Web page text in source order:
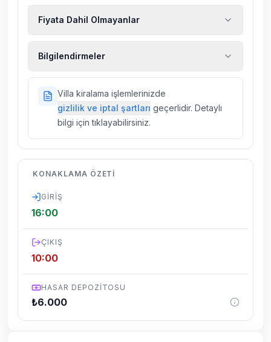
Fiyata Dahil Olmayanlar
sigortaları fiyatlara dahil değildir.
Bilgilendirmeler
villalarımızda düzenli olarak ilaçlama
yapılmaktadır. Buna rağmen çevrede
kelebek, böcek, sinek vs. bulunma ihtimali
dönemsel olarak altyapı çalışmaları
yapılabilmektedir. Bu çalışma nedeniyle yol
Villa kiralama işlemlerinizde
gizlilik ve iptal şartları geçerlidir. Detaylı
bilgi için tıklayabilirsiniz.
KONAKLAMA ÖZETI
GIRIŞ
16:00
ÇIKIŞ
10:00
HASAR DEPOZITOSU
₺6.000